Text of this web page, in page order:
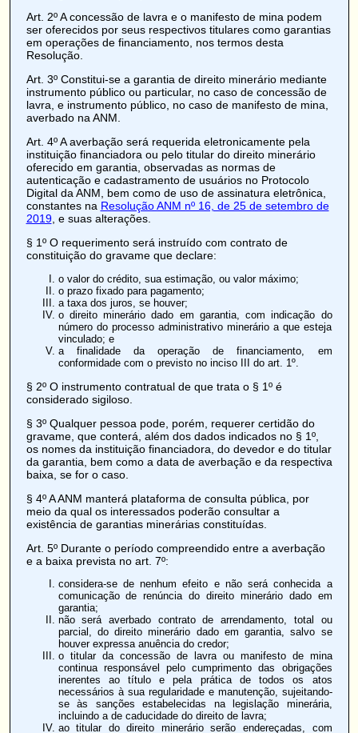
Art. 2ºA concessão de lavra e o manifesto de mina podem
ser oferecidos por seus respectivos titulares como garantias
em operações de financiamento, nos termos desta
Resolução.
Art. 3ºConstitui-se a garantia de direito minerário mediante
instrumento público ou particular, no caso de concessão de
lavra, e instrumento público, no caso de manifesto de mina,
averbadona ANM.
Art. 4ºA averbação será requerida eletronicamente pela
instituição financiadora ou pelo titular do direito minerário
oferecido em garantia, observadas as normas de
autenticação e cadastramento de usuários no Protocolo
Digital da ANM, bem como de uso de assinatura eletrônica,
constantes na Resolução ANM nº 16, de 25 de setembro de
2019, e suas alterações.
§ 1º O requerimento será instruído com contrato de
constituição do gravame que declare:
o valor do crédito, sua estimação, ou valor máximo;
o prazo fixado para pagamento;
a taxa dos juros, se houver;
o direito minerário dado em garantia, com indicação do
número do processo administrativo minerário a que esteja
vinculado; e
a finalidade da operação de financiamento, em
conformidade com o previsto no inciso III do art. 1º.
§ 2º O instrumento contratual de que trata o § 1º é
considerado sigiloso.
§ 3º Qualquer pessoa pode, porém, requerer certidão do
gravame, que conterá, além dos dados indicados no § 1º,
os nomes da instituição financiadora, do devedor e do titular
da garantia, bem como a data de averbaçãoe da respectiva
baixa, se for o caso.
§ 4º A ANM manterá plataforma de consulta pública, por
meio da qual os interessados poderão consultar a
existência de garantias minerárias constituídas.
Art. 5ºDurante o período compreendido entre a averbação
e a baixa prevista no art. 7º:
considera-se de nenhum efeito e não será conhecida a
comunicação de renúncia do direito minerário dado em
garantia;
não será averbado contrato dearrendamento, total ou
parcial, do direito minerário dado em garantia, salvo se
houver expressa anuência do credor;
o titular da concessão de lavra ou manifesto de mina
continua responsável pelo cumprimento das obrigações
inerentes ao título e pela prática de todos os atos
necessários à sua regularidade e manutenção, sujeitando-
se às sanções estabelecidas na legislação minerária,
incluindo a de caducidade do direito de lavra;
ao titular do direito minerário serão endereçadas, com